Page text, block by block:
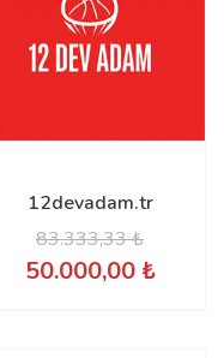
12devadam.tr
83.333,33 ₺
50.000,00 ₺